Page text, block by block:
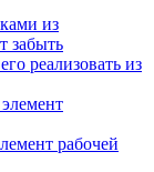
из
забыть
реализовать из
рабочей